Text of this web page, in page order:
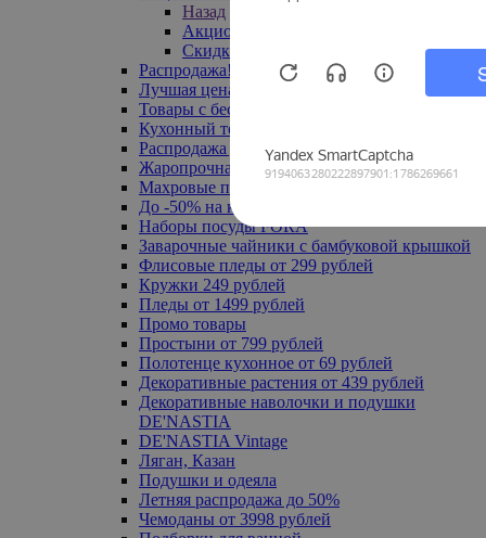
Назад
Акционные товары
Скидка 20% по промокоду
Распродажа! Ульяновск до -70%
Лучшая цена
Товары с бесплатной доставкой
Кухонный текстиль
Распродажа до -50%
Жаропрочная посуда
Махровые полотенца
До -50% на ковры
Наборы посуды FORA
Заварочные чайники с бамбуковой крышкой
Флисовые пледы от 299 рублей
Кружки 249 рублей
Пледы от 1499 рублей
Промо товары
Простыни от 799 рублей
Полотенце кухонное от 69 рублей
Декоративные растения от 439 рублей
Декоративные наволочки и подушки
DE'NASTIA
DE'NASTIA Vintage
Ляган, Казан
Подушки и одеяла
Летняя распродажа до 50%
Чемоданы от 3998 рублей